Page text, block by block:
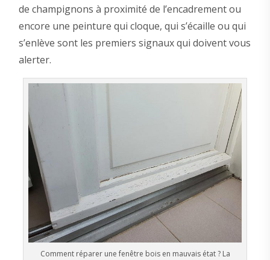
de champignons à proximité de l’encadrement ou
encore une peinture qui cloque, qui s’écaille ou qui
s’enlève sont les premiers signaux qui doivent vous
alerter.
Comment réparer une fenêtre bois en mauvais état ? La